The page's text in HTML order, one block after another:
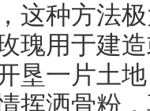
这种方法
瑰用于建
垦一片土
挥洒骨粉